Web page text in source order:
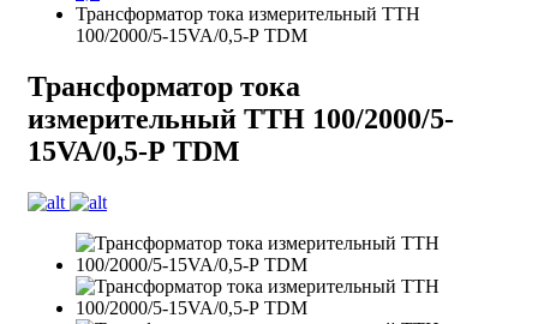
Трансформатор тока измерительный ТТН
100/2000/5-15VA/0,5-Р TDM
Трансформатор тока
измерительный ТТН 100/2000/5-
15VA/0,5-Р TDM